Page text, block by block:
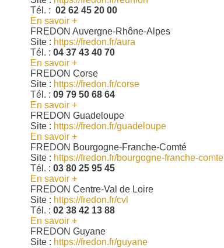
Tél. : 02 62 45 20 00
En savoir +
FREDON Auvergne-Rhône-Alpes
Site : https://fredon.fr/aura
Tél. : 04 37 43 40 70
En savoir +
FREDON Corse
Site : https://fredon.fr/corse
Tél. : 09 79 50 68 64
En savoir +
FREDON Guadeloupe
Site : https://fredon.fr/guadeloupe
En savoir +
FREDON Bourgogne-Franche-Comté
Site : https://fredon.fr/bourgogne-franche-comte
Tél. : 03 80 25 95 45
En savoir +
FREDON Centre-Val de Loire
Site : https://fredon.fr/cvl
Tél. : 02 38 42 13 88
En savoir +
FREDON Guyane
Site : https://fredon.fr/guyane